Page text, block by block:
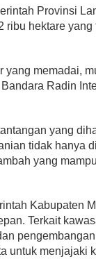
Provinsi
ribu hektare
memadai,
Radin
yang
tidak hanya
yang
Kabupaten
Terkait
untuk menjajaki